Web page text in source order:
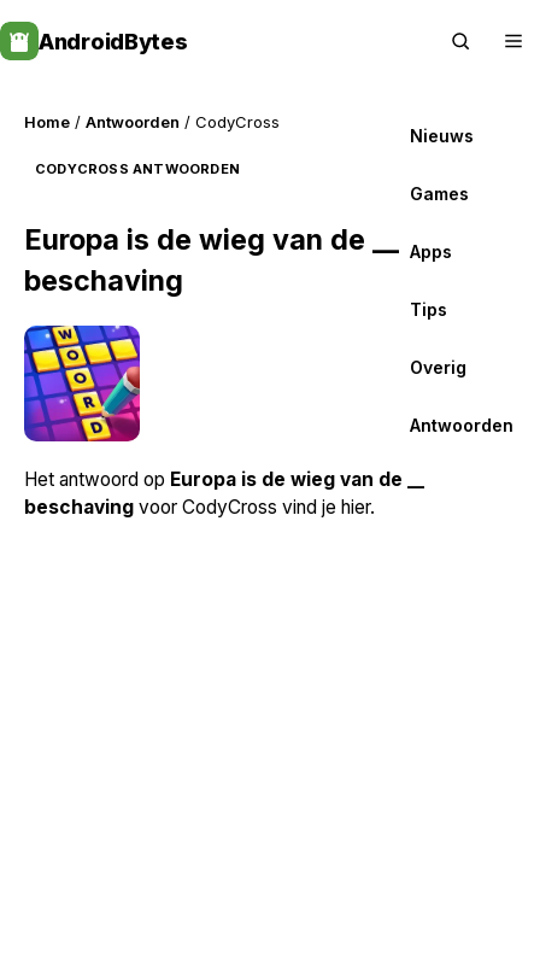
to
content
AndroidBytes
Nieuws
Games
Apps
Tips
Overig
Antwoorden
Home / Antwoorden / CodyCross
CODYCROSS ANTWOORDEN
Europa is de wieg van de __
beschaving
Het antwoord op Europa is de wieg van de __
beschaving voor CodyCross vind je hier.